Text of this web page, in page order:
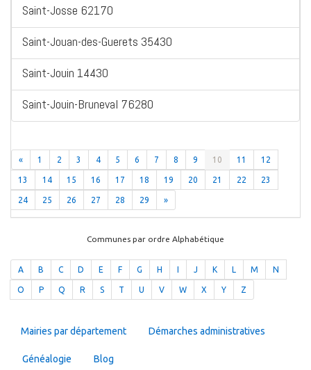
Saint-Josse 62170
Saint-Jouan-des-Guerets 35430
Saint-Jouin 14430
Saint-Jouin-Bruneval 76280
« 1 2 3 4 5 6 7 8 9 10 11 12
13 14 15 16 17 18 19 20 21 22 23
24 25 26 27 28 29 »
Communes par ordre Alphabétique
A B C D E F G H J K L M N
O P Q R S T U V W X Y Z
Mairies par département Démarches administratives
Généalogie Blog